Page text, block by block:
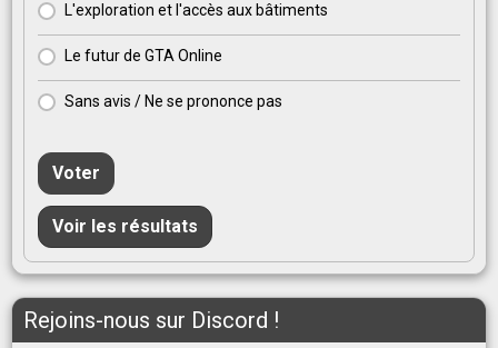
L'exploration et l'accès aux bâtiments
Le futur de GTA Online
Sans avis / Ne se prononce pas
Voter
Voir les résultats
Rejoins-nous sur Discord !